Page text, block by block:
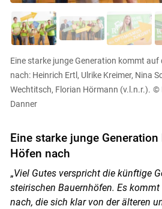
Eine starke junge Generation kommt auf
nach: Heinrich Ertl, Ulrike Kreimer, Nina
Wechtitsch, Florian Hörmann (v.l.n.r.). ©
Danner
Eine starke junge
Höfen nach
„Viel Gutes verspricht die künftige
steirischen Bauernhöfen. Es
nach, die sich klar von der älteren